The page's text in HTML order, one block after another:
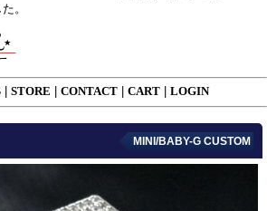
。
STORE CONTACT CART LOGIN
MINI/BABY-G CUSTOM